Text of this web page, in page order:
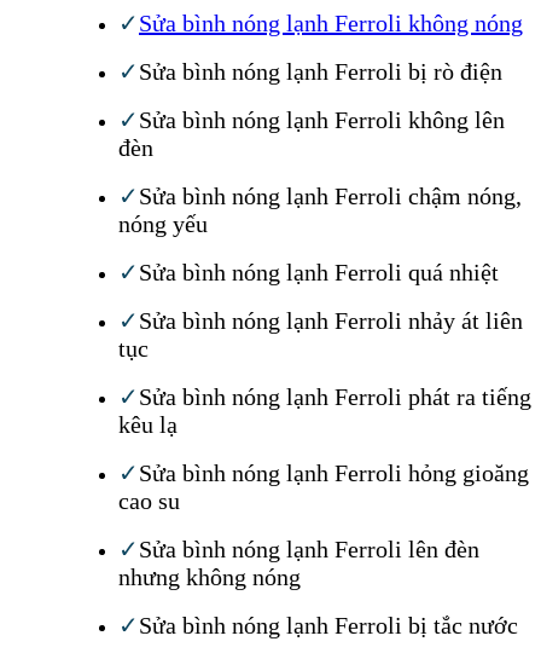
✓Sửa bình nóng lạnh Ferroli không nóng
✓Sửa bình nóng lạnh Ferroli bị rò điện
✓Sửa bình nóng lạnh Ferroli không lên
đèn
✓Sửa bình nóng lạnh Ferroli chậm nóng,
nóng yếu
✓Sửa bình nóng lạnh Ferroli quá nhiệt
✓Sửa bình nóng lạnh Ferroli nhảy át liên
tục
✓Sửa bình nóng lạnh Ferroli phát ra tiếng
kêu lạ
✓Sửa bình nóng lạnh Ferroli hỏng gioăng
cao su
✓Sửa bình nóng lạnh Ferroli lên đèn
nhưng không nóng
✓Sửa bình nóng lạnh Ferroli bị tắc nước